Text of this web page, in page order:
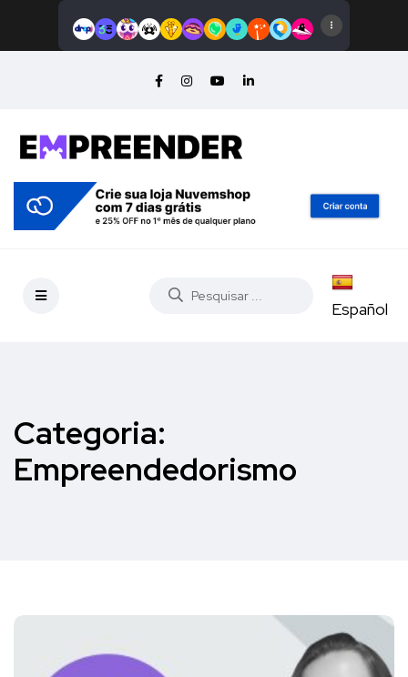
Español
Categoria:
Empreendedorismo